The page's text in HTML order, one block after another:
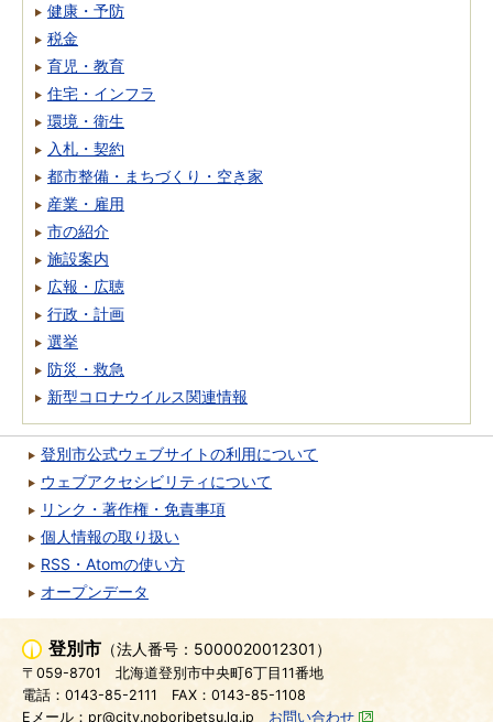
健康・予防
税金
育児・教育
住宅・インフラ
環境・衛生
入札・契約
都市整備・まちづくり・空き家
産業・雇用
市の紹介
施設案内
広報・広聴
行政・計画
選挙
防災・救急
新型コロナウイルス関連情報
登別市公式ウェブサイトの利用について
ウェブアクセシビリティについて
リンク・著作権・免責事項
個人情報の取り扱い
RSS・Atomの使い方
オープンデータ
登別市 （法人番号：5000020012301）
〒059-8701
北海道登別市中央町6丁目11番地
電話：0143-85-2111
FAX：0143-85-1108
Eメール：pr@city.noboribetsu.lg.jp
お問い合わせ